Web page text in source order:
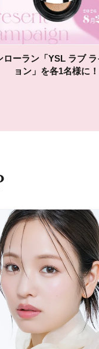
イト コレクシ